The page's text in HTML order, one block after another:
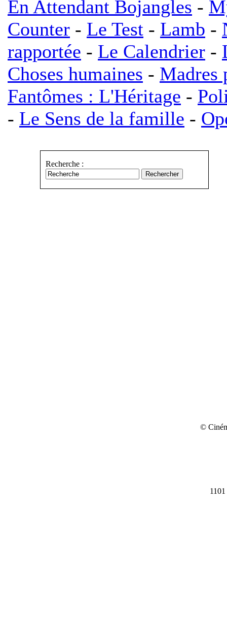
En Attendant Bojangles -
Counter - Le Test - Lamb -
rapportée - Le Calendrier -
Choses humaines - Madres
Fantômes : L'Héritage -
- Le Sens de la famille -
Recherche :
©